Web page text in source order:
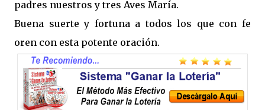
padres nuestros y tres Aves María.
Buena suerte y fortuna a todos los que con fe
oren con esta potente oración.